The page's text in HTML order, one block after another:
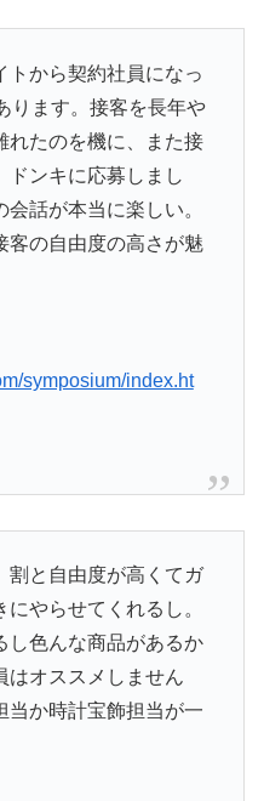
トから契約社員になっ
ります。接客を長年や
れたのを機に、また接
ドンキに応募しまし
話が本当に楽しい。
客の自由度の高さが魅
symposium/index.ht
割と自由度が高くてガ
やらせてくれるし。
し色んな商品があるか
はオススメしません
当か時計宝飾担当が一